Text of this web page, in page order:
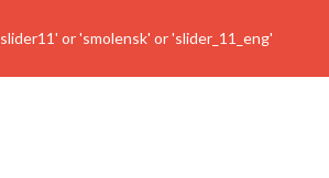
or 'smolensk' or 'slider_11_eng'